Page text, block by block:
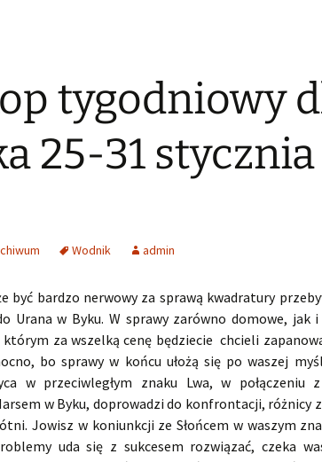
tygodniowy
25-31 stycznia
Wodnik admin
być bardzo nerwowy za sprawą kwadratury
Urana w Byku. W sprawy zarówno domowe, jak
którym za wszelką cenę będziecie chcieli
bo sprawy w końcu ułożą się po waszej
w przeciwległym znaku Lwa, w połączeniu
w Byku, doprowadzi do konfrontacji, różnicy
Jowisz w koniunkcji ze Słońcem w waszym
uda się z sukcesem rozwiązać, czeka